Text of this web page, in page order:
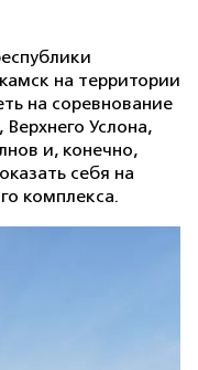
на территории
на соревнование
Услона,
и, конечно,
себя на
комплекса.